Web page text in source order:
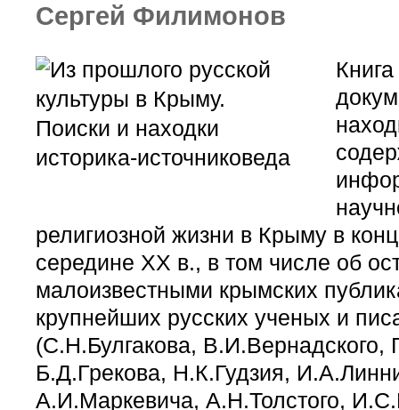
Сергей Филимонов
религиозной жизни в Крыму в
середине ХХ в., в том числе об
малоизвестными крымских
крупнейших русских ученых и
(С.Н.Булгакова, В.И.Вернадского,
Б.Д.Грекова, Н.К.Гудзия,
А.И.Маркевича, А.Н.Толстого,